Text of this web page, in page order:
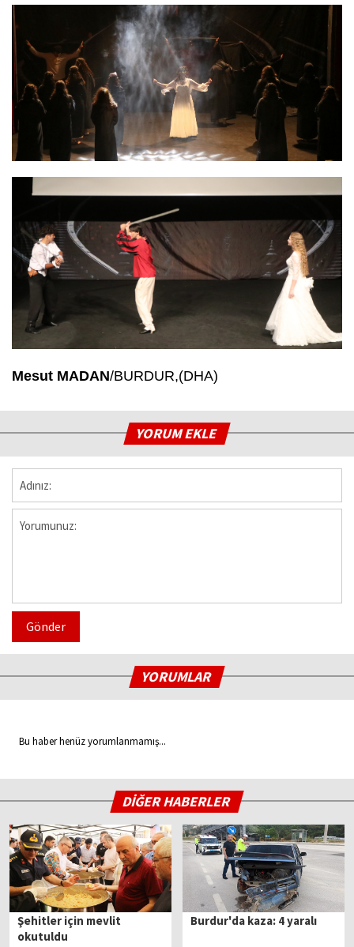
Mesut MADAN/BURDUR,(DHA)
YORUM EKLE
Gönder
YORUMLAR
Bu haber henüz yorumlanmamış...
DİĞER HABERLER
Şehitler için mevlit
okutuldu
Burdur'da kaza: 4 yaralı